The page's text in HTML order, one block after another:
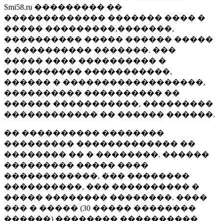
Smi58.ru ��������� ��
������������� ������� ���� �
����� ���������,�������,
���������� ����� ������ �����
� ���������� �������. ���
����� ���� ���������� �
���������� �����������,
������ � ������������������,
���������� ���������� ��
������ �����������, ���������
������������ �� ������ ������.
�� ���������� ��������
��������� ������������� ��
�������� �� � ��������. ������
��������� ����� ����
������������, ��� ��������
����������, ��� ���������� �
����� �������� ��������. ����
��� � ����� (30 ����� ��������
������) �������� ����������